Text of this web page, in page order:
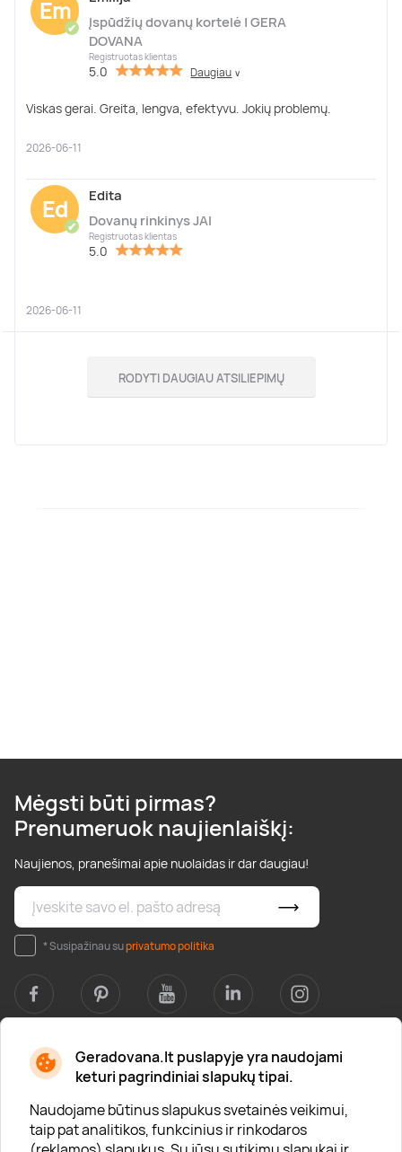
Geradovana.lt puslapyje yra naudojami
keturi pagrindiniai slapukų tipai.
Naudojame būtinus slapukus svetainės veikimui,
taip pat analitikos, funkcinius ir rinkodaros
Em
✔
Įspūdžių dovanų kortelė | GERA
DOVANA
Registruotas klientas
5.0 Daugiau ∨
Viskas gerai. Greita, lengva, efektyvu. Jokių problemų.
2026-06-11
Ed
✔
Edita
Dovanų rinkinys JAI
Registruotas klientas
5.0
2026-06-11
RODYTI DAUGIAU ATSILIEPIMŲ
Mėgsti būti pirmas?
Prenumeruok naujienlaiškį:
Naujienos, pranešimai apie nuolaidas ir dar daugiau!
* Susipažinau suprivatumo politika
Apie mus
Apie „Gera Dovana“
Lojalumo klubas